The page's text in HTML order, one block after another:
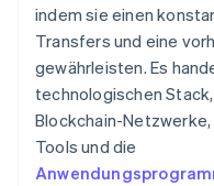
indem sie einen
Transfers und eine
gewährleisten. Es
technologischen
Blockchain-
Tools und die